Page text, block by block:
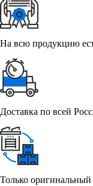
На всю продукцию
Доставка по всей
Только